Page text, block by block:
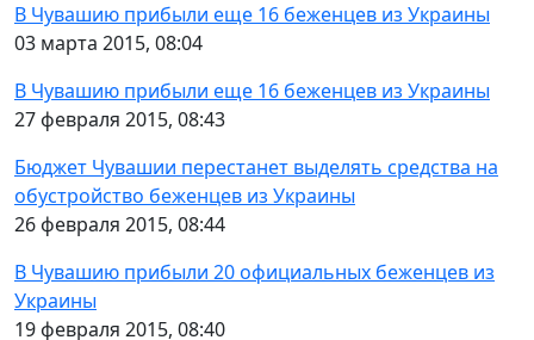
В Чувашию прибыли еще 16 беженцев из Украины
03 марта 2015, 08:04
В Чувашию прибыли еще 16 беженцев из Украины
27 февраля 2015, 08:43
Бюджет Чувашии перестанет выделять средства на
обустройство беженцев из Украины
26 февраля 2015, 08:44
В Чувашию прибыли 20 официальных беженцев из
Украины
19 февраля 2015, 08:40